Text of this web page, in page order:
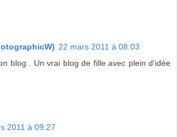
22 mars 2011 à 08:03
blog . Un vrai blog de fille avec plein d'idée
2011 à 09:27